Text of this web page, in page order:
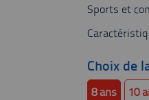
Sports et
Choix de
8 ans 10